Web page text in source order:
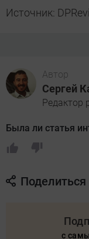
Источник:
Автор
Сергей
Редактор
Была ли статья
Поделиться
с